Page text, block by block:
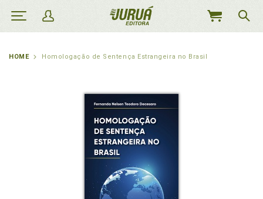
MEU
HOME Homologação de Sentença Estrangeira no Brasil